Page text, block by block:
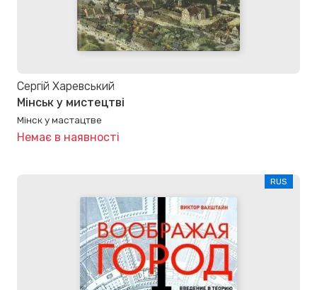
Сергій Харевський
Мінськ у мистецтві
Мінск у мастацтве
Немає в наявності
RUS